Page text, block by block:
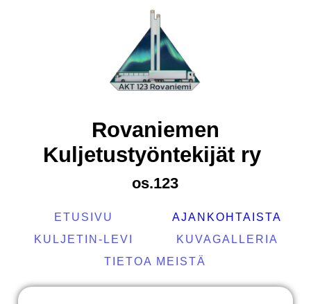
Rovaniemen
Kuljetustyöntekijät ry
os.123
ETUSIVU
AJANKOHTAISTA
KULJETIN-LEVI
KUVAGALLERIA
TIETOA MEISTÄ